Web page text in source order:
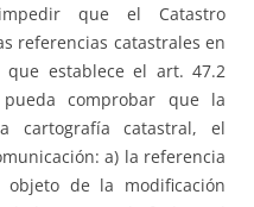
que el Catastro
referencias catastrales en
establece el art. 47.2
comprobar que la
cartografía catastral, el
a) la referencia
de la modificación